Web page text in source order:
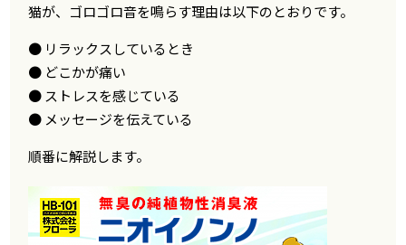
猫が、ゴロゴロ音を鳴らす理由は以下のとおりです。
● リラックスしているとき
● どこかが痛い
● ストレスを感じている
● メッセージを伝えている
順番に解説します。